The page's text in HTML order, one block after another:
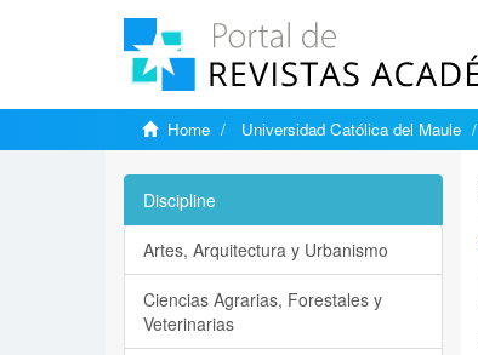
Home Universidad Católica del Maule
Discipline
Artes, Arquitectura y Urbanismo
Ciencias Agrarias, Forestales y
Veterinarias